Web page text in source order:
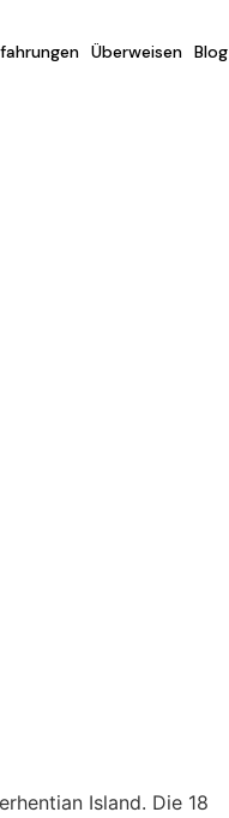
Überweisen Blog
Island. Die 18